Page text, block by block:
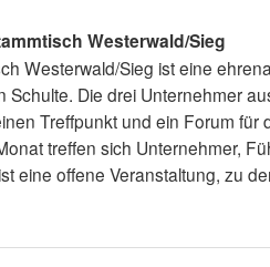
Westerwald/Sieg
Westerwald/Sieg ist eine
Schulte. Die drei Unternehmer
Treffpunkt und ein Forum für
treffen sich Unternehmer,
eine offene Veranstaltung, zu